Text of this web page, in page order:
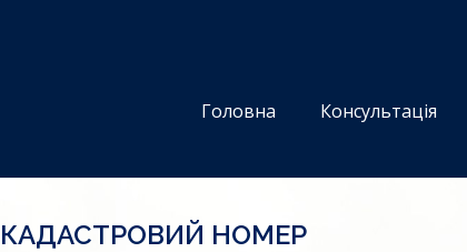
Головна Консультація
КАДАСТРОВИЙ НОМЕР